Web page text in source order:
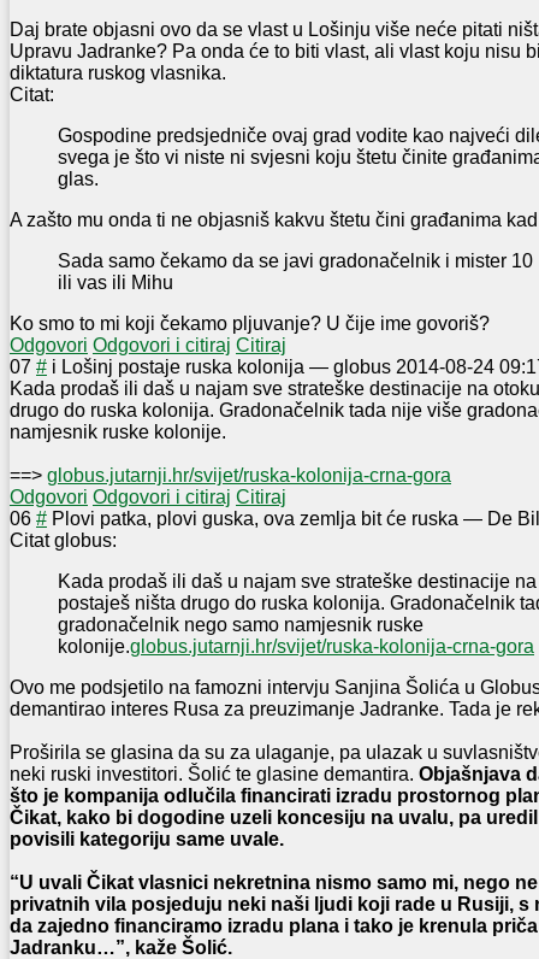
Daj brate objasni ovo da se vlast u Lošinju više neće pitati
Upravu Jadranke? Pa onda će to biti vlast, ali vlast koju nisu
diktatura ruskog vlasnika.
Citat:
Gospodine predsjedniče ovaj grad vodite kao najveći
svega je što vi niste ni svjesni koju štetu činite
glas.
A zašto mu onda ti ne objasniš kakvu štetu čini građanima
Sada samo čekamo da se javi gradonačelnik i mister
ili vas ili Mihu
Ko smo to mi koji čekamo pljuvanje? U čije ime govoriš?
Odgovori Odgovori i citiraj Citiraj
07 # i Lošinj postaje ruska kolonija — globus 2014-08-24
Kada prodaš ili daš u najam sve strateške destinacije na
drugo do ruska kolonija. Gradonačelnik tada nije više
namjesnik ruske kolonije.
==> globus.jutarnji.hr/svijet/ruska-kolonija-crna-gora
Odgovori Odgovori i citiraj Citiraj
06 # Plovi patka, plovi guska, ova zemlja bit će ruska — De
Citat globus:
Kada prodaš ili daš u najam sve strateške destinacije
postaješ ništa drugo do ruska kolonija. Gradonačelnik
gradonačelnik nego samo namjesnik ruske
kolonije.globus.jutarnji.hr/svijet/ruska-kolonija-crna-gora
Ovo me podsjetilo na famozni intervju Sanjina Šolića u
demantirao interes Rusa za preuzimanje Jadranke. Tada je
Proširila se glasina da su za ulaganje, pa ulazak u
neki ruski investitori. Šolić te glasine demantira. Objašnjava
što je kompanija odlučila financirati izradu prostornog
Čikat, kako bi dogodine uzeli koncesiju na uvalu, pa
povisili kategoriju same uvale.
“U uvali Čikat vlasnici nekretnina nismo samo mi, nego
privatnih vila posjeduju neki naši ljudi koji rade u Rusiji, s
da zajedno financiramo izradu plana i tako je krenula
Jadranku…”, kaže Šolić.